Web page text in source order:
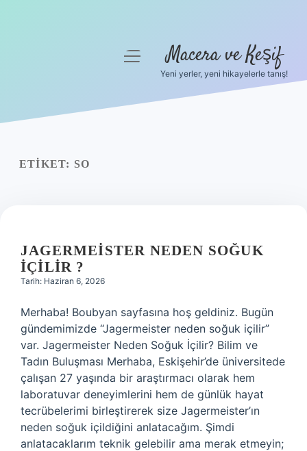
Yasal Uyarı
menüyüMacera ve Keşif
Yeni yerler, yeni hikayelerle tanış!
ETIKET: SO
JAGERMEISTER NEDEN SOĞUK
IÇILIR ?
Tarih: Haziran 6, 2026
Merhaba! Boubyan sayfasına hoş geldiniz. Bugün
gündemimizde “Jagermeister neden soğuk içilir”
var. Jagermeister Neden Soğuk İçilir? Bilim ve
Tadın Buluşması Merhaba, Eskişehir’de üniversitede
çalışan 27 yaşında bir araştırmacı olarak hem
laboratuvar deneyimlerini hem de günlük hayat
tecrübelerimi birleştirerek size Jagermeister’ın
neden soğuk içildiğini anlatacağım. Şimdi
anlatacaklarım teknik gelebilir ama merak etmeyin;